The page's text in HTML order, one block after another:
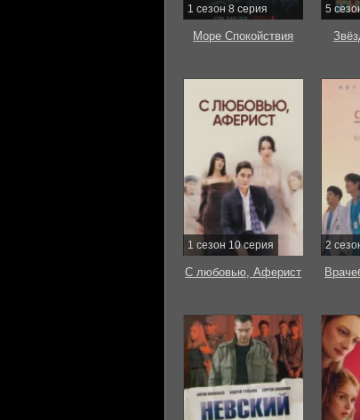
1 сезон 8 серия
Море Спокойствия
5
1 сезон 10 серия
С любовью, Аферист
2